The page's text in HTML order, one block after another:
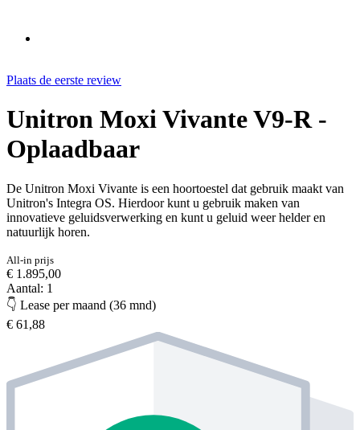
Plaats de eerste review
Unitron Moxi Vivante V9-R -
Oplaadbaar
De Unitron Moxi Vivante is een hoortoestel dat gebruik maakt van
Unitron's Integra OS. Hierdoor kunt u gebruik maken van
innovatieve geluidsverwerking en kunt u geluid weer helder en
natuurlijk horen.
All-in prijs
€ 1.895,00
Aantal: 1
👇 Lease per maand (36 mnd)
€ 61,88